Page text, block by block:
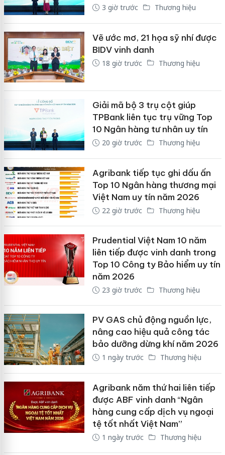
3 giờ trước Thương hiệu
Vẽ ước mơ, 21 họa sỹ nhí được
BIDV vinh danh
18 giờ trước Thương hiệu
Giải mã bộ 3 trụ cột giúp
TPBank liên tục trụ vững Top
10 Ngân hàng tư nhân uy tín
20 giờ trước Thương hiệu
Agribank tiếp tục ghi dấu ấn
Top 10 Ngân hàng thương mại
Việt Nam uy tín năm 2026
22 giờ trước Thương hiệu
Prudential Việt Nam 10 năm
liên tiếp được vinh danh trong
Top 10 Công ty Bảo hiểm uy tín
năm 2026
23 giờ trước Thương hiệu
PV GAS chủ động nguồn lực,
nâng cao hiệu quả công tác
bảo dưỡng dừng khí năm 2026
1 ngày trước Thương hiệu
Agribank năm thứ hai liên tiếp
được ABF vinh danh “Ngân
hàng cung cấp dịch vụ ngoại
tệ tốt nhất Việt Nam”
1 ngày trước Thương hiệu